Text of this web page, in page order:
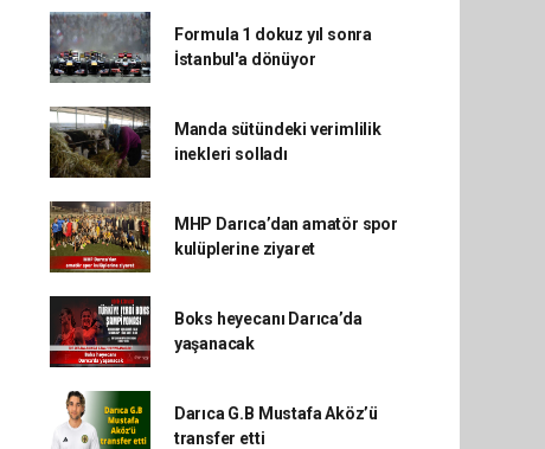
Formula 1 dokuz yıl sonra
İstanbul'a dönüyor
Manda sütündeki verimlilik
inekleri solladı
MHP Darıca’dan amatör spor
kulüplerine ziyaret
Boks heyecanı Darıca’da
yaşanacak
Darıca G.B Mustafa Aköz’ü
transfer etti